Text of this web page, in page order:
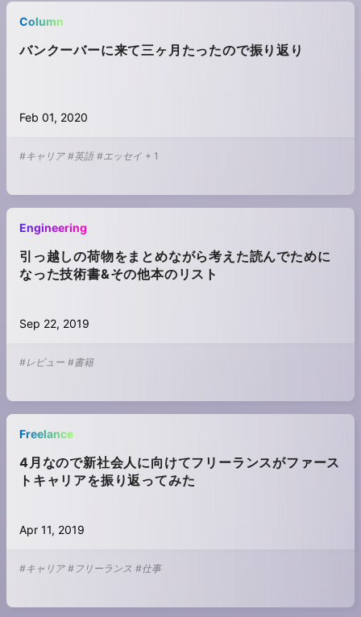
Column
バンクーバーに来て三ヶ月たったので振り返り
Feb 01, 2020
#キャリア #英語 #エッセイ + 1
Engineering
引っ越しの荷物をまとめながら考えた読んでために
なった技術書&その他本のリスト
Sep 22, 2019
#レビュー #書籍
Freelance
4月なので新社会人に向けてフリーランスがファース
トキャリアを振り返ってみた
Apr 11, 2019
#キャリア #フリーランス #仕事